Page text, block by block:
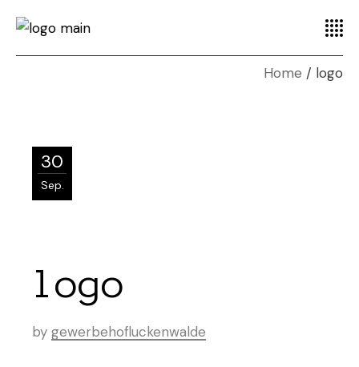
Home logo
30
Sep.
logo
by gewerbehofluckenwalde